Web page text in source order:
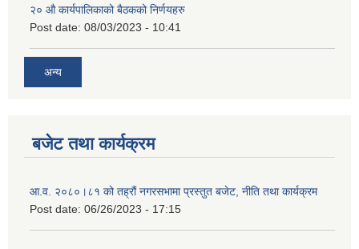
२‍० औ कार्यपालिकाको बैठकको निर्णयहरु
Post date: 08/03/2023 - 10:41
अन्य
बजेट तथा कार्यक्रम
आ.व. २०८०।८१ को तह्रौं नगरसभामा प्रस्तुत बजेट, नीति तथा कार्यक्रम
Post date: 06/26/2023 - 17:15